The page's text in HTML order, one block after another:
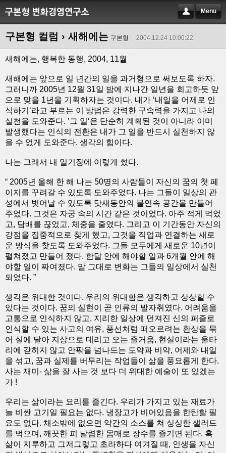
Menu
구본형 컬럼 › 새해에는 구본형 2004.12.24 10:00:22
새해에는, 행복한 동행, 2004, 11월
새해에는 앞으로 일 년간의 일을 과거형으로 써보도록 하자.
그러니까 2005년 12월 31일 밤에 지나간 일년을 회고하듯 앞
으로 맞을 1년을 기획하자는 것이다. 내가 ‘내일을 어제로 인
식하기‘라고 부르는 이 방법은 강력한 구속력을 가지고 나의
실천을 도와준다. ’그 일‘은 단순히 계획된 것이 아니라 이미
발생했다는 인식의 전환은 내가 그 일을 반드시 실천하지 않
을 수 없게 도와준다. 생각의 힘이다.
나는 그래서 내 일기장에 이렇게 썼다.
“ 2005년 올해 한 해 나는 50명의 사람들이 자신의 꿈의 첫 페
이지를 꾸려갈 수 있도록 도와주었다. 나는 그들이 일상의 관
성에서 벗어날 수 있도록 닷새동안의 불연속 공간을 만들어
주었다. 그것은 자궁 속의 시간 같은 것이었다. 아주 적게 먹었
고, 담배를 끊었고, 체중을 줄였다. 그리고 이 기간동안 자신의
강점을 집중적으로 찾게 했고, 그것을 직업과 연결하는 새로
운 방식을 찾도록 도와주었다. 그들 모두에게 새로운 10년이
펼쳐졌고 만들어 졌다. 한달 안에 해야할 일과 6개월 안에 해
야할 일이 짜여졌다. 말 그대로 변화는 그들의 일상에서 실천
되었다. ”
생각은 위대한 것이다. 우리의 위대함은 생각하고 상상할 수
있다는 것이다. 꿈의 실현이 곧 인류의 발자취였다. 어려움을
고통으로 인식하지 않고, 지리한 일상에 던져진 신의 퍼즐로
인식할 수 있는 사고의 여유, 풍선처럼 떠오르려는 환상을 묶
어 실에 달아 지상으로 데리고 오는 즐거움, 현실이라는 울타
리에 갇히지 않고 안팎을 넘나드는 도약과 비약, 어제와 내일
을 섞고, 꿈과 실제를 버무리는 작업들이 삶을 풍요롭게 한다.
사는 재미- 삶을 잘 사는 것 보다 더 위대한 예술이 또 있겠는
가 !
우리는 삶이라는 요리를 즐긴다. 우리가 가지고 있는 재료가
늘 비싼 고기일 필요는 없다. 냉장고가 비어있음을 한탄할 필
요도 없다. 채소밖에 없으면 약간의 소스를 쳐 싱싱한 샐러드
를 먹으며, 깨끗한 피 날렵한 몸매로 장수를 즐기면 된다. 혹
삶이 지루하고 그저그렇고 초라하다 여겨질 때, 인생을 자신